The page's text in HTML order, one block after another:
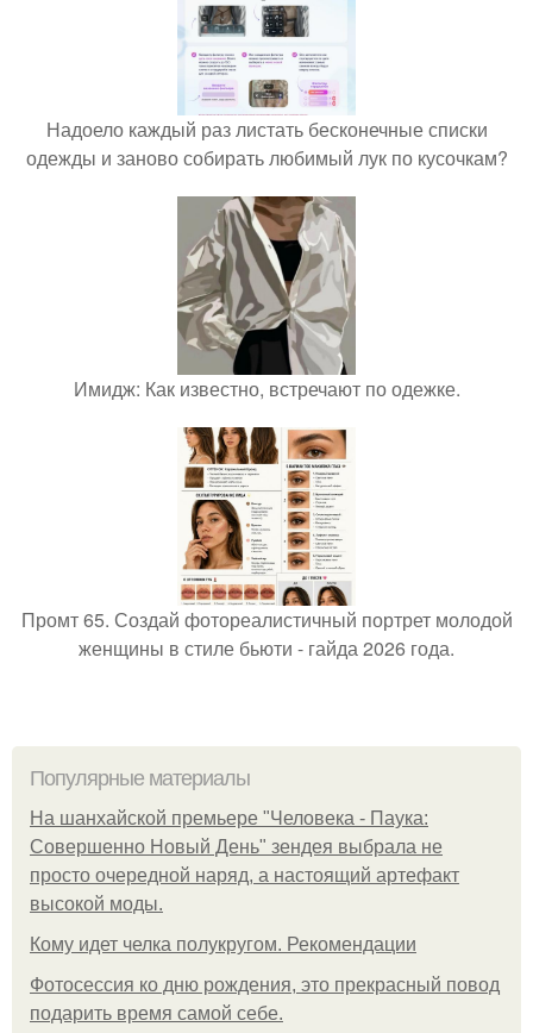
Надоело каждый раз листать бесконечные списки
одежды и заново собирать любимый лук по кусочкам?
Имидж: Как известно, встречают по одежке.
Промт 65. Создай фотореалистичный портрет молодой
женщины в стиле бьюти - гайда 2026 года.
Популярные материалы
На шанхайской премьере "Человека - Паука:
Совершенно Новый День" зендея выбрала не
просто очередной наряд, а настоящий артефакт
высокой моды.
Кому идет челка полукругом. Рекомендации
Фотосессия ко дню рождения, это прекрасный повод
подарить время самой себе.